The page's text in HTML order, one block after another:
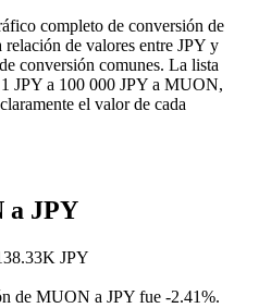
completo de conversión de
de valores entre JPY y
conversión comunes. La lista
JPY a 100 000 JPY a MUON,
el valor de cada
a JPY
JPY
de MUON a JPY fue -2.41%.